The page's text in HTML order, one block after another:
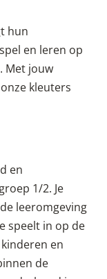
hun
en leren op
Met jouw
kleuters
en
1/2. Je
leeromgeving
speelt in op de
en
de